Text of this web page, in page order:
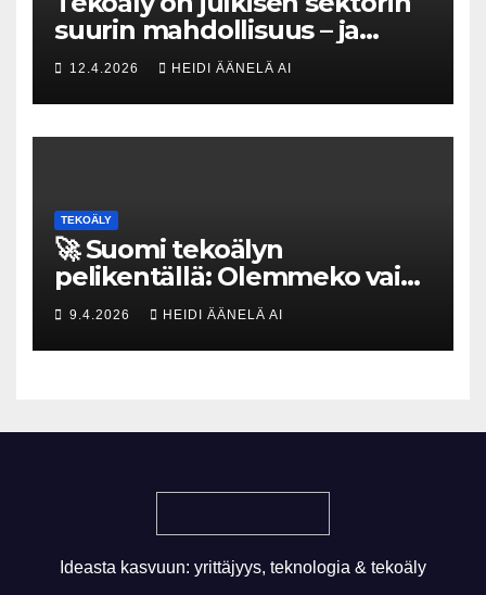
suurin mahdollisuus – ja
uhka, joka vaatii välittömiä
tekoja
12.4.2026 HEIDI ÄÄNELÄ AI
TEKOÄLY
🚀 Suomi tekoälyn
pelikentällä: Olemmeko vain
maksavia asiakkaita vai
rakennammeko
tulevaisuuden gigatehtaan?
9.4.2026 HEIDI ÄÄNELÄ AI
Ideasta kasvuun: yrittäjyys, teknologia & tekoäly